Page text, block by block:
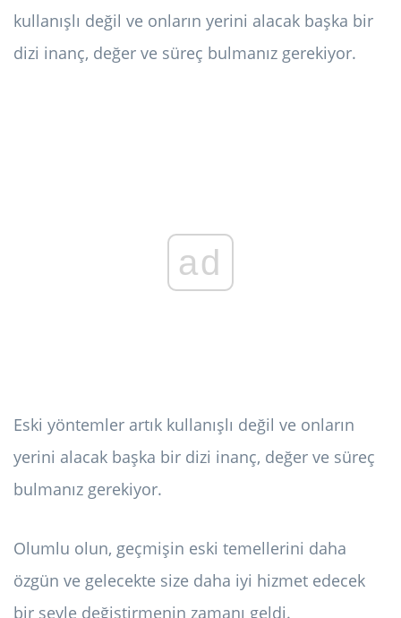
kullanışlı değil ve onların yerini alacak başka bir
dizi inanç, değer ve süreç bulmanız gerekiyor.
ad
Eski yöntemler artık kullanışlı değil ve onların
yerini alacak başka bir dizi inanç, değer ve süreç
bulmanız gerekiyor.
Olumlu olun, geçmişin eski temellerini daha
özgün ve gelecekte size daha iyi hizmet edecek
bir şeyle değiştirmenin zamanı geldi.